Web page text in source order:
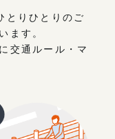
りひとりのご
ます。
交通ルール・マ